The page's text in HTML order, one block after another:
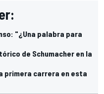
"¿Una palabra para
de Schumacher en la
primera carrera en esta